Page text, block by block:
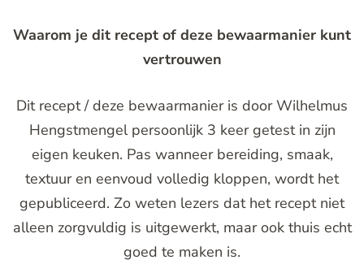
Waarom je dit recept of deze bewaarmanier kunt
vertrouwen
Dit recept / deze bewaarmanier is door Wilhelmus
Hengstmengel persoonlijk 3 keer getest in zijn
eigen keuken. Pas wanneer bereiding, smaak,
textuur en eenvoud volledig kloppen, wordt het
gepubliceerd. Zo weten lezers dat het recept niet
alleen zorgvuldig is uitgewerkt, maar ook thuis echt
goed te maken is.